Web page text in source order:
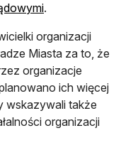
.
organizacji
Miasta za to, że
organizacje
ich więcej
wskazywali także
organizacji